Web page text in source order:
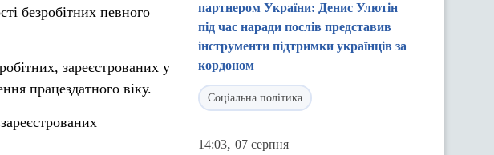
безробітних певного
зареєстрованих у
працездатного віку.
партнером України: Денис Улютін
під час наради послів представив
інструменти підтримки українців за
кордоном
Соціальна політика
14:03, 07 серпня